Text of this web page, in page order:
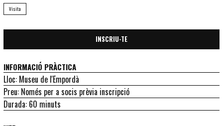
Visita
INSCRIU-TE
INFORMACIÓ PRÀCTICA
Lloc: Museu de l'Empordà
Preu: Només per a socis prèvia inscripció
Durada: 60 minuts